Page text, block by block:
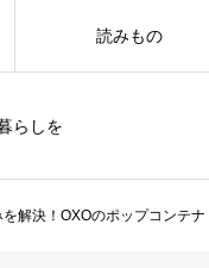
らしを
読みもの
解決！OXOのポップコンテナ